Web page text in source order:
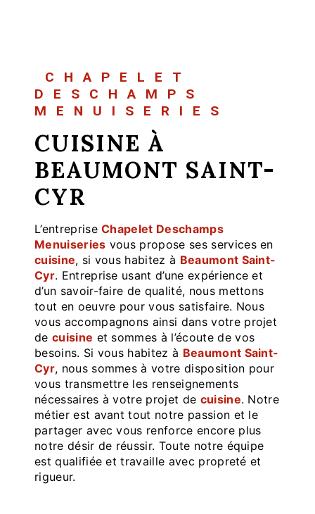
CHAPELET
DESCHAMPS
MENUISERIES
CUISINE À
BEAUMONT SAINT-
CYR
L’entrepriseChapelet Deschamps
Menuiseries vous propose ses services en
cuisine, si vous habitez à Beaumont Saint-
Cyr. Entreprise usant d’une expérience et
d’un savoir-faire de qualité, nous mettons
tout en oeuvre pour vous satisfaire. Nous
vous accompagnons ainsi dans votre projet
de cuisine et sommes à l’écoute de vos
besoins. Si vous habitez à Beaumont Saint-
Cyr, nous sommes à votre disposition pour
vous transmettre les renseignements
nécessaires à votre projet de cuisine. Notre
métier est avant tout notre passion et le
partager avec vous renforce encore plus
notre désir de réussir. Toute notre équipe
est qualifiée et travaille avec propreté et
rigueur.